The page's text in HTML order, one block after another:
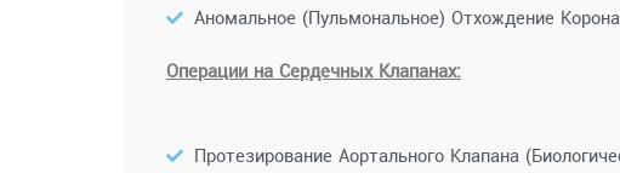
Аномальное (Пульмональное) Отхождение
Операции на Сердечных Клапанах:
Протезирование Аортального Клапана